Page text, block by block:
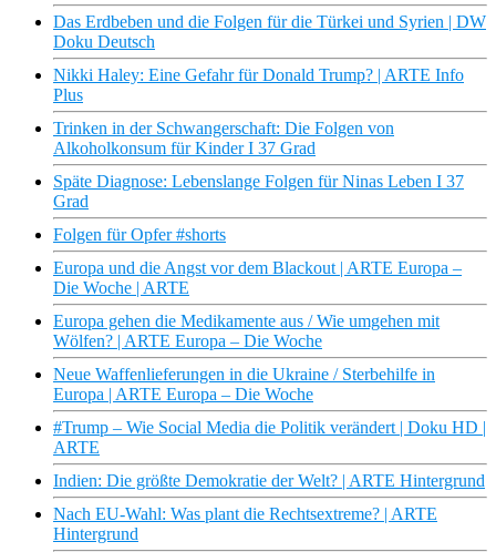
Das Erdbeben und die Folgen für die Türkei und Syrien | DW
Doku Deutsch
Nikki Haley: Eine Gefahr für Donald Trump? | ARTE Info
Plus
Trinken in der Schwangerschaft: Die Folgen von
Alkoholkonsum für Kinder I 37 Grad
Späte Diagnose: Lebenslange Folgen für Ninas Leben I 37
Grad
Folgen für Opfer #shorts
Europa und die Angst vor dem Blackout | ARTE Europa –
Die Woche | ARTE
Europa gehen die Medikamente aus / Wie umgehen mit
Wölfen? | ARTE Europa – Die Woche
Neue Waffenlieferungen in die Ukraine / Sterbehilfe in
Europa | ARTE Europa – Die Woche
#Trump – Wie Social Media die Politik verändert | Doku HD |
ARTE
Indien: Die größte Demokratie der Welt? | ARTE Hintergrund
Nach EU-Wahl: Was plant die Rechtsextreme? | ARTE
Hintergrund